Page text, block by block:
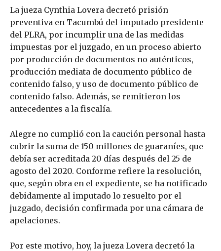
La jueza Cynthia Lovera decretó prisión
preventiva en Tacumbú del imputado presidente
del PLRA, por incumplir una de las medidas
impuestas por el juzgado, en un proceso abierto
por producción de documentos no auténticos,
producción mediata de documento público de
contenido falso, y uso de documento público de
contenido falso. Además, se remitieron los
antecedentes a la fiscalía.
Alegre no cumplió con la caución personal hasta
cubrir la suma de 150 millones de guaraníes, que
debía ser acreditada 20 días después del 25 de
agosto del 2020. Conforme refiere la resolución,
que, según obra en el expediente, se ha notificado
debidamente al imputado lo resuelto por el
juzgado, decisión confirmada por una cámara de
apelaciones.
Por este motivo, hoy, la jueza Lovera decretó la